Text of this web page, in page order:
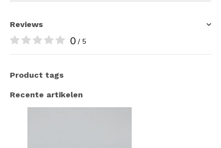
Reviews
0 / 5
Product tags
Recente artikelen